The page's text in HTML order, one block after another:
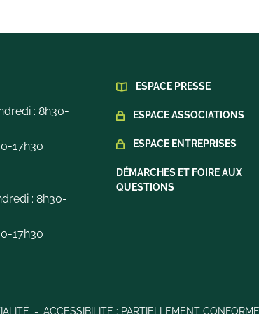
: 8h30-
17h30
: 8h30-
17h30
ESPACE PRESSE
ESPACE ASSOCIATIONS
ESPACE ENTREPRISES
DÉMARCHES ET FOIRE AUX
QUESTIONS
ACCESSIBILITÉ : PARTIELLEMENT CONFORME